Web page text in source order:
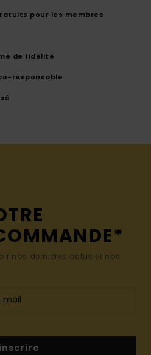
pour les membres
de fidélité
responsable
nos dernières actus et nos